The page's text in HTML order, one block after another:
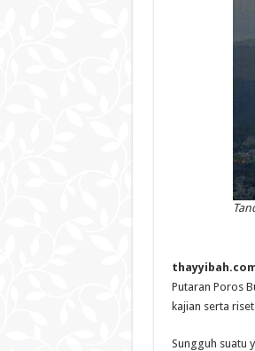
Putaran Poros
kajian serta
Sungguh suatu